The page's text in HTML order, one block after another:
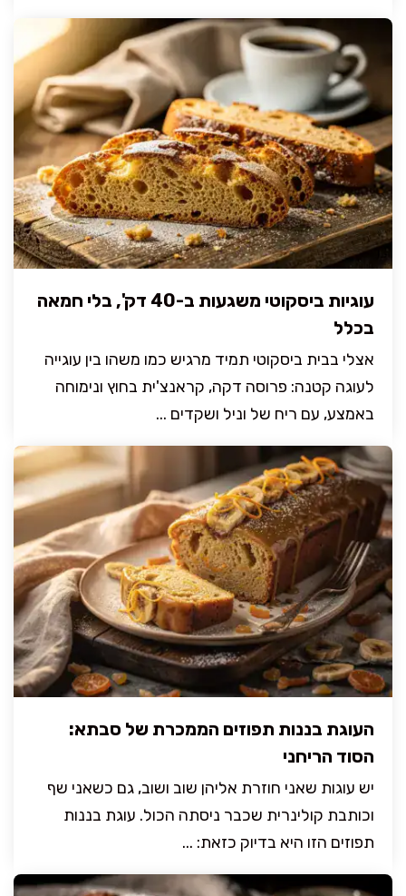
עוגיות ביסקוטי משגעות ב-40 דק', בלי חמאה
בכלל
אצלי בבית ביסקוטי תמיד מרגיש כמו משהו בין עוגייה
לעוגה קטנה: פרוסה דקה, קראנצ'ית בחוץ ונימוחה
באמצע, עם ריח של וניל ושקדים ...
העוגת בננות תפוזים הממכרת של סבתא:
הסוד הריחני
יש עוגות שאני חוזרת אליהן שוב ושוב, גם כשאני שף
וכותבת קולינרית שכבר ניסתה הכול. עוגת בננות
תפוזים הזו היא בדיוק כזאת: ...